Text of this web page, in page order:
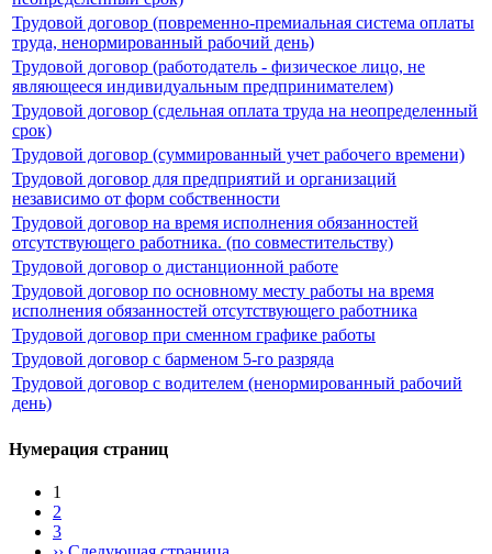
Трудовой договор (повременно-премиальная система оплаты
труда, ненормированный рабочий день)
Трудовой договор (работодатель - физическое лицо, не
являющееся индивидуальным предпринимателем)
Трудовой договор (сдельная оплата труда на неопределенный
срок)
Трудовой договор (суммированный учет рабочего времени)
Трудовой договор для предприятий и организаций
независимо от форм собственности
Трудовой договор на время исполнения обязанностей
отсутствующего работника. (по совместительству)
Трудовой договор о дистанционной работе
Трудовой договор по основному месту работы на время
исполнения обязанностей отсутствующего работника
Трудовой договор при сменном графике работы
Трудовой договор с барменом 5-го разряда
Трудовой договор с водителем (ненормированный рабочий
день)
Нумерация страниц
1
2
3